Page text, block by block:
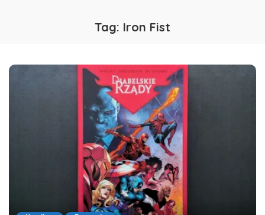
Tag: Iron Fist